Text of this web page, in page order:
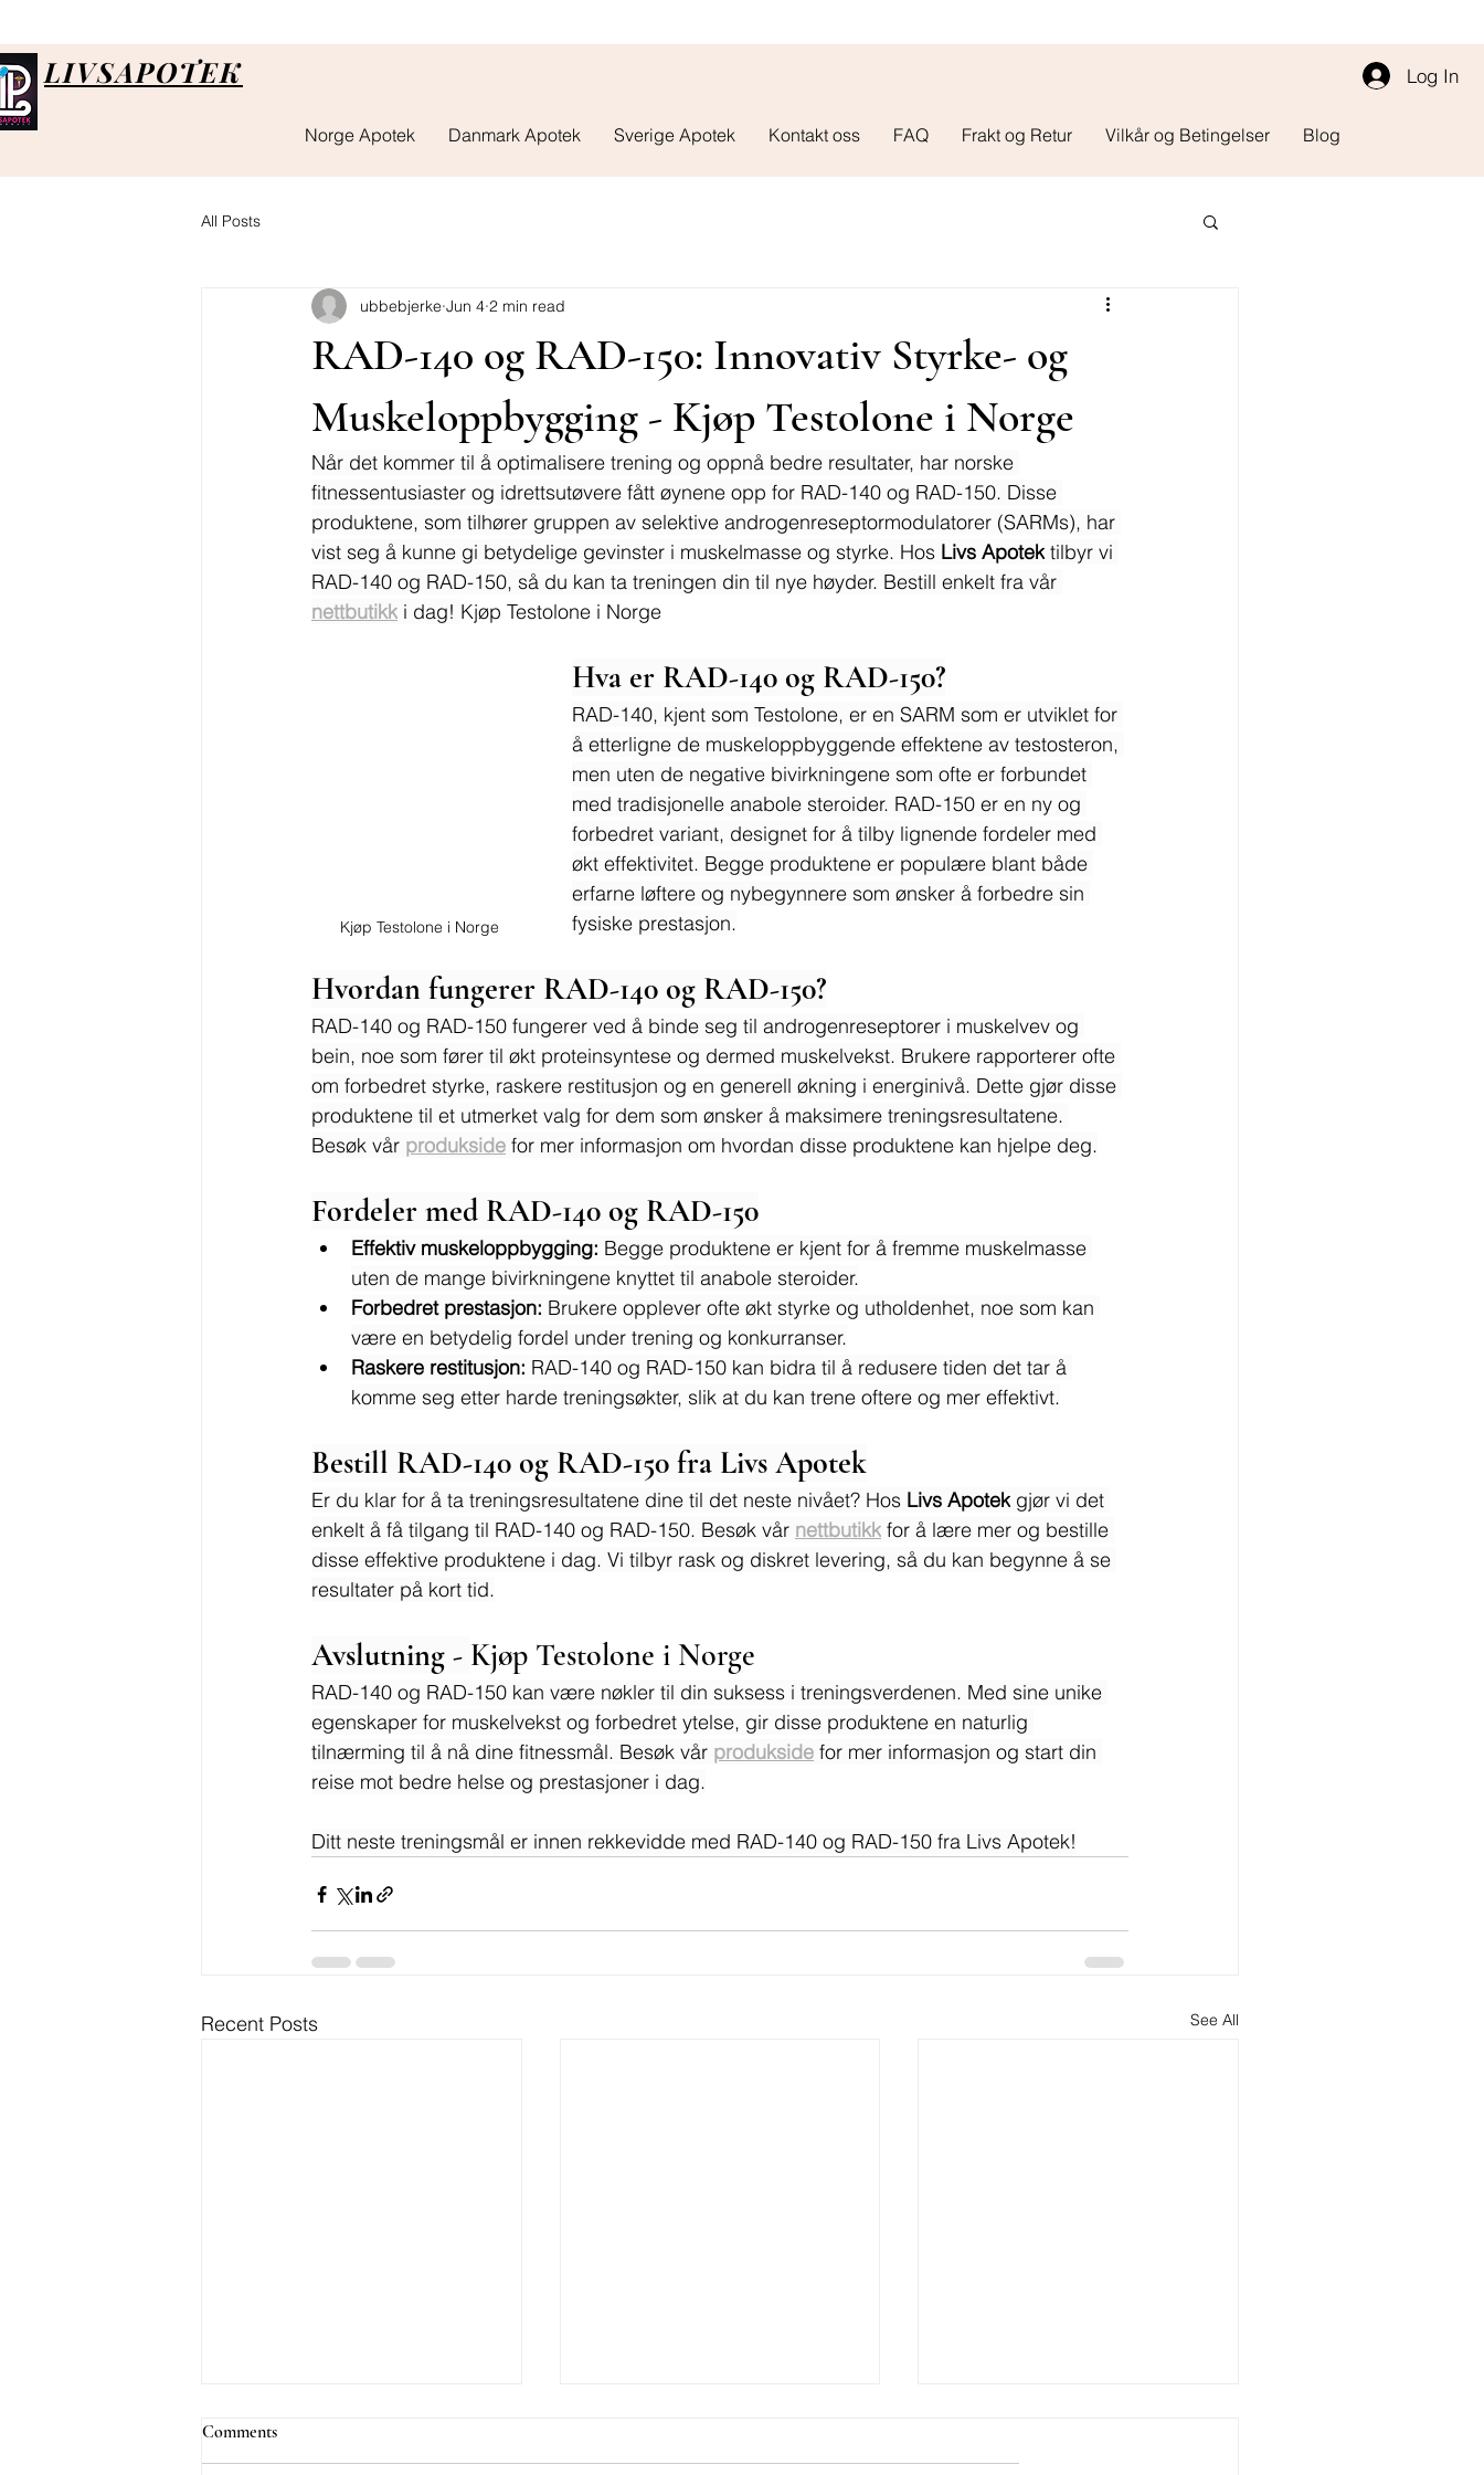
LIVSAPOTEK Log In
Norge Apotek Danmark Apotek Sverige Apotek Kontakt oss FAQ Frakt og Retur Vilkår og Betingelser Blog
All Posts
RAD-140 og RAD-150: Innovativ Styrke- og
Muskeloppbygging - Kjøp Testolone i Norge
ubbebjerke Jun 4 2 min read
Når det kommer til å optimalisere trening og oppnå bedre resultater, har norske
fitnessentusiaster og idrettsutøvere fått øynene opp for RAD-140 og RAD-150. Disse
produktene, som tilhører gruppen av selektive androgenreseptormodulatorer (SARMs), har
vist seg å kunne gi betydelige gevinster i muskelmasse og styrke. Hos Livs Apotek tilbyr vi
RAD-140 og RAD-150, så du kan ta treningen din til nye høyder. Bestill enkelt fra vår
nettbutikk i dag! Kjøp Testolone i Norge
Kjøp Testolone i Norge
Hva er RAD-140 og RAD-150?
RAD-140, kjent som Testolone, er en SARM som er utviklet for
å etterligne de muskeloppbyggende effektene av testosteron,
men uten de negative bivirkningene som ofte er forbundet
med tradisjonelle anabole steroider. RAD-150 er en ny og
forbedret variant, designet for å tilby lignende fordeler med
økt effektivitet. Begge produktene er populære blant både
erfarne løftere og nybegynnere som ønsker å forbedre sin
fysiske prestasjon.
Hvordan fungerer RAD-140 og RAD-150?
RAD-140 og RAD-150 fungerer ved å binde seg til androgenreseptorer i muskelvev og
bein, noe som fører til økt proteinsyntese og dermed muskelvekst. Brukere rapporterer ofte
om forbedret styrke, raskere restitusjon og en generell økning i energinivå. Dette gjør disse
produktene til et utmerket valg for dem som ønsker å maksimere treningsresultatene.
Besøk vår produkside for mer informasjon om hvordan disse produktene kan hjelpe deg.
Fordeler med RAD-140 og RAD-150
Effektiv muskeloppbygging: Begge produktene er kjent for å fremme muskelmasse
uten de mange bivirkningene knyttet til anabole steroider.
Forbedret prestasjon: Brukere opplever ofte økt styrke og utholdenhet, noe som kan
være en betydelig fordel under trening og konkurranser.
Raskere restitusjon: RAD-140 og RAD-150 kan bidra til å redusere tiden det tar å
komme seg etter harde treningsøkter, slik at du kan trene oftere og mer effektivt.
Bestill RAD-140 og RAD-150 fra Livs Apotek
Er du klar for å ta treningsresultatene dine til det neste nivået? Hos Livs Apotek gjør vi det
enkelt å få tilgang til RAD-140 og RAD-150. Besøk vår nettbutikk for å lære mer og bestille
disse effektive produktene i dag. Vi tilbyr rask og diskret levering, så du kan begynne å se
resultater på kort tid.
Avslutning - Kjøp Testolone i Norge
RAD-140 og RAD-150 kan være nøkler til din suksess i treningsverdenen. Med sine unike
egenskaper for muskelvekst og forbedret ytelse, gir disse produktene en naturlig
tilnærming til å nå dine fitnessmål. Besøk vår produkside for mer informasjon og start din
reise mot bedre helse og prestasjoner i dag.
Ditt neste treningsmål er innen rekkevidde med RAD-140 og RAD-150 fra Livs Apotek!
Recent Posts See All
Comments